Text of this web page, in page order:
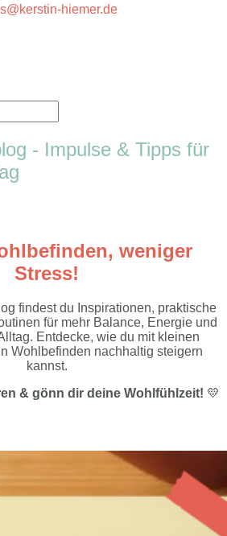
hiemer.de
- Impulse & Tipps für
weniger
Stress!
findest du Inspirationen, praktische
für mehr Balance, Energie und
Entdecke, wie du mit kleinen
Wohlbefinden nachhaltig steigern
kannst.
& gönn dir deine Wohlfühlzeit! 💛